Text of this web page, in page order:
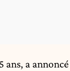
ans, a annoncé